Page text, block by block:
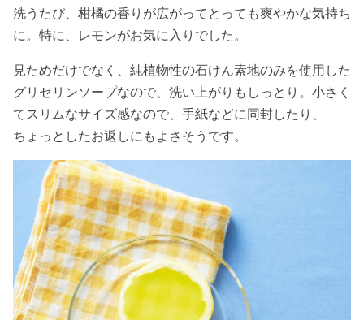
洗うたび、柑橘の香りが広がってとっても爽やかな気持ち
に。特に、レモンがお気に入りでした。
見ためだけでなく、純植物性の石けん素地のみを使用した
グリセリンソープなので、洗い上がりもしっとり。小さく
てスリムなサイズ感なので、手紙などに同封したり、
ちょっとしたお返しにもよさそうです。